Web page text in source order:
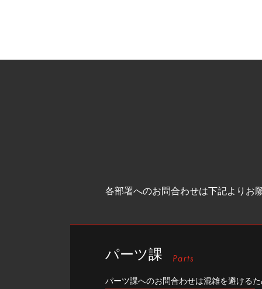
各部署へのお問合わせは下記よりお
パーツ課
パーツ課へのお問合わせは混雑を避ける